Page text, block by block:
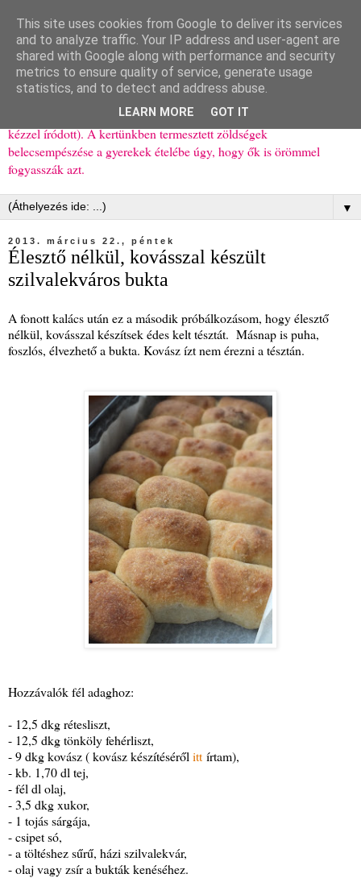
Ízőrző
Kisgyerekes család kipróbált, többnyire egészséges ételeket
bemutató receptjei a mindennapokra (mert a papírfecniket folyton
elhagyom) és gyerekeimnek ajándékba (mint régen, csak ez nem
kézzel íródott). A kertünkben termesztett zöldségek
belecsempészése a gyerekek ételébe úgy, hogy ők is örömmel
fogyasszák azt.
▼
2013. március 22., péntek
Élesztő nélkül, kovásszal készült
szilvalekváros bukta
A fonott kalács után ez a második próbálkozásom, hogy élesztő
nélkül, kovásszal készítsek édes kelt tésztát. Másnap is puha,
foszlós, élvezhető a bukta. Kovász ízt nem érezni a tésztán.
Hozzávalók fél adaghoz:
- 12,5 dkg rétesliszt,
- 12,5 dkg tönköly fehérliszt,
- 9 dkg kovász ( kovász készítéséről itt írtam),
- kb. 1,70 dl tej,
- fél dl olaj,
- 3,5 dkg xukor,
- 1 tojás sárgája,
- csipet só,
- a töltéshez sűrű, házi szilvalekvár,
- olaj vagy zsír a bukták kenéséhez.
This site uses cookies from Google to deliver its services
and to analyze traffic. Your IP address and user-agent are
shared with Google along with performance and security
metrics to ensure quality of service, generate usage
statistics, and to detect and address abuse.
LEARN MORE GOT IT